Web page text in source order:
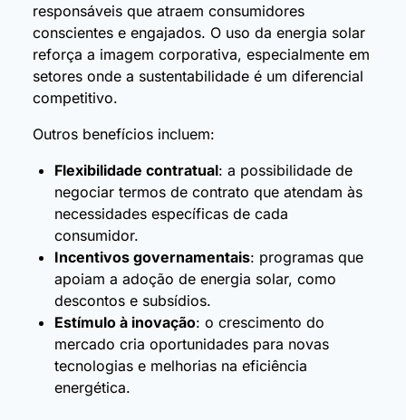
responsáveis que atraem consumidores
conscientes e engajados. O uso da energia solar
reforça a imagem corporativa, especialmente em
setores onde a sustentabilidade é um diferencial
competitivo.
Outros benefícios incluem:
Flexibilidade contratual: a possibilidade de
negociar termos de contrato que atendam às
necessidades específicas de cada
consumidor.
Incentivos governamentais: programas que
apoiam a adoção de energia solar, como
descontos e subsídios.
Estímulo à inovação: o crescimento do
mercado cria oportunidades para novas
tecnologias e melhorias na eficiência
energética.